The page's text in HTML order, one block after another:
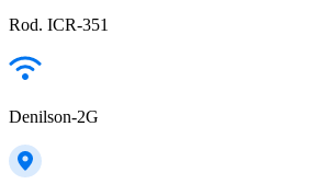
Rod. ICR-351
Denilson-2G